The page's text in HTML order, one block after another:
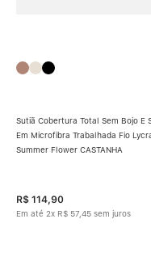
Sutiã Cobertura Total Sem Bojo E
Em Microfibra Trabalhada Fio
Summer Flower CASTANHA
R$ 114,90
Em até 2x R$ 57 45 sem juros